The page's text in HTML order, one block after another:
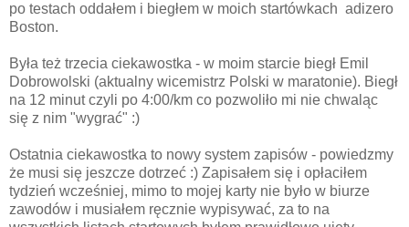
po testach oddałem i biegłem w moich startówkach adizero
Boston.
Była też trzecia ciekawostka - w moim starcie biegł Emil
Dobrowolski (aktualny wicemistrz Polski w maratonie). Biegł
na 12 minut czyli po 4:00/km co pozwoliło mi nie chwaląc
się z nim "wygrać" :)
Ostatnia ciekawostka to nowy system zapisów - powiedzmy
że musi się jeszcze dotrzeć :) Zapisałem się i opłaciłem
tydzień wcześniej, mimo to mojej karty nie było w biurze
zawodów i musiałem ręcznie wypisywać, za to na